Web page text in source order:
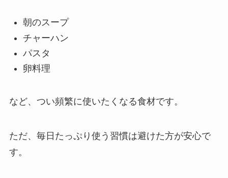
朝のスープ
チャーハン
パスタ
卵料理
など、つい頻繁に使いたくなる食材です。
ただ、毎日たっぷり使う習慣は避けた方が安心で
す。